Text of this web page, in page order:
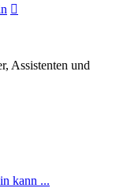
Assistenten und
kann ...